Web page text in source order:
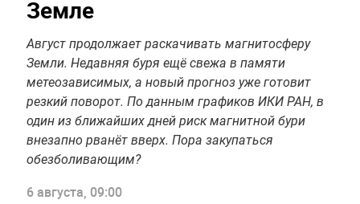
Земле
Август продолжает раскачивать магнитосферу
Земли. Недавняя буря ещё свежа в памяти
метеозависимых, а новый прогноз уже готовит
резкий поворот. По данным графиков ИКИ РАН, в
один из ближайших дней риск магнитной бури
внезапно рванёт вверх. Пора закупаться
обезболивающим?
6 августа, 09:00